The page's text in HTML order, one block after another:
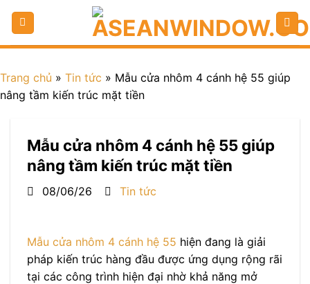
Trang chủ » Tin tức » Mẫu cửa nhôm 4 cánh hệ 55 giúp
nâng tầm kiến trúc mặt tiền
Mẫu cửa nhôm 4 cánh hệ 55 giúp
nâng tầm kiến trúc mặt tiền
08/06/26 Tin tức
Mẫu cửa nhôm 4 cánh hệ 55 hiện đang là giải
pháp kiến trúc hàng đầu được ứng dụng rộng rãi
tại các công trình hiện đại nhờ khả năng mở